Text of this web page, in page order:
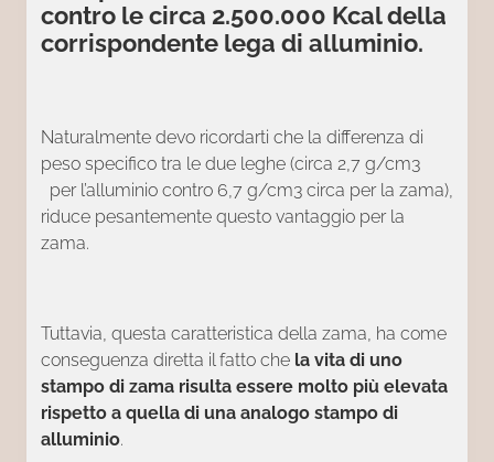
contro le circa 2.500.000 Kcal della
corrispondente lega di alluminio.
Naturalmente devo ricordarti che la differenza di
peso specifico tra le due leghe (circa 2,7 g/cm3
per l’alluminio contro 6,7 g/cm3 circa per la zama),
riduce pesantemente questo vantaggio per la
zama.
Tuttavia, questa caratteristica della zama, ha come
conseguenza diretta il fatto che la vita di uno
stampo di zama risulta essere molto più elevata
rispetto a quella di una analogo stampo di
alluminio.